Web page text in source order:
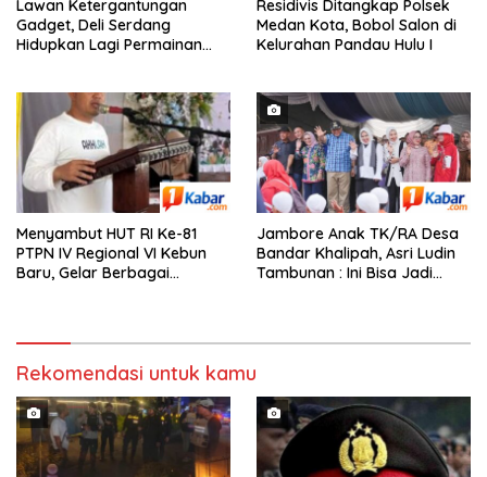
Lawan Ketergantungan
Gadget, Deli Serdang
Hidupkan Lagi Permainan
Residivis Ditangkap Polsek
Medan Kota, Bobol Salon di
Kelurahan Pandau Hulu I
Menyambut HUT RI Ke-81
PTPN IV Regional VI Kebun
Baru, Gelar Berbagai
Jambore Anak TK/RA Desa
Bandar Khalipah, Asri Ludin
Tambunan : Ini Bisa Jadi
Rekomendasi untuk kamu